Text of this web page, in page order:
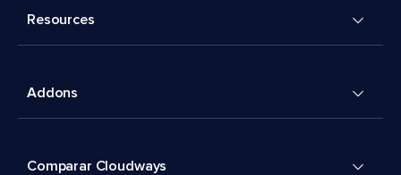
Resources
Addons
Comparar Cloudways